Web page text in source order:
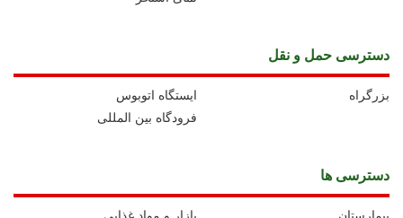
دسترسی حمل و نقل
ايستگاه اتوبوس
بزرگراه
فرودگاه بین المللی
دسترسی ها